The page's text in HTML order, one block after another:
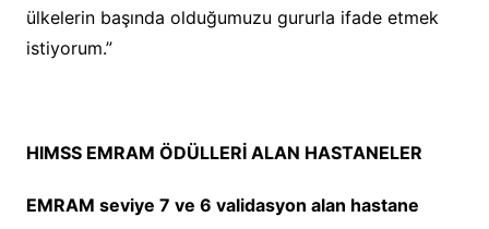
ülkelerin başında olduğumuzu gururla ifade etmek
istiyorum.”
HIMSS EMRAM ÖDÜLLERİ ALAN HASTANELER
EMRAM seviye 7 ve 6 validasyon alan hastane